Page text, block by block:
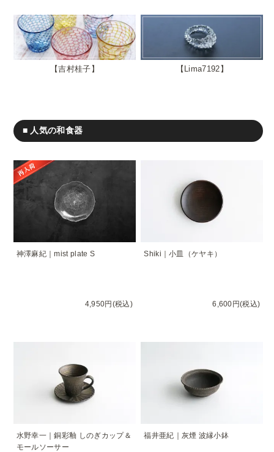
吉村桂子 Lima7192
■ 人気の和食器
神澤麻紀｜mist plate S
4,950円(税込)
Shiki｜小皿（ケヤキ）
6,600円(税込)
水野幸一｜銅彩釉 しのぎカップ＆
モールソーサー
福井亜紀｜灰煙 波縁小鉢